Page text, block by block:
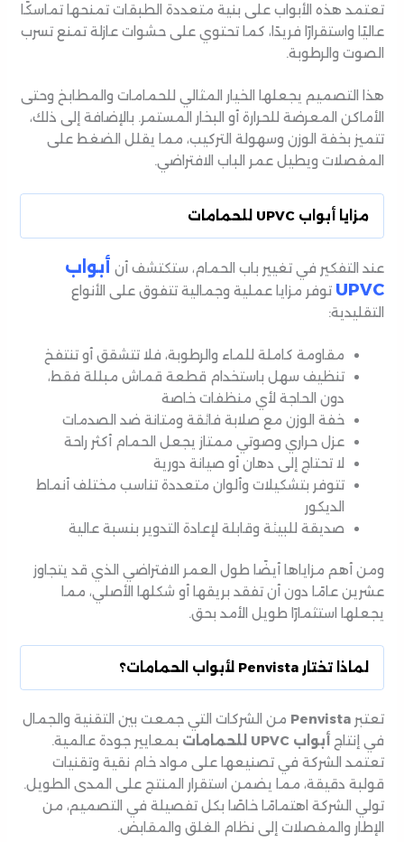
تعتمد هذه الأبواب على بنية متعددة الطبقات تمنحها تماسكًا
عاليًا واستقرارًا فريدًا، كما تحتوي على حشوات عازلة تمنع تسرب
الصوت والرطوبة.
هذا التصميم يجعلها الخيار المثالي للحمامات والمطابخ وحتى
الأماكن المعرضة للحرارة أو البخار المستمر. بالإضافة إلى ذلك،
تتميز بخفة الوزن وسهولة التركيب، مما يقلل الضغط على
المفصلات ويطيل عمر الباب الافتراضي.
مزايا أبواب UPVC للحمامات
عند التفكير في تغيير باب الحمام، ستكتشف أن أبواب
UPVC توفر مزايا عملية وجمالية تتفوق على الأنواع
التقليدية:
مقاومة كاملة للماء والرطوبة، فلا تتشقق أو تنتفخ
تنظيف سهل باستخدام قطعة قماش مبللة فقط،
دون الحاجة لأي منظفات خاصة
خفة الوزن مع صلابة فائقة ومتانة ضد الصدمات
عزل حراري وصوتي ممتاز يجعل الحمام أكثر راحة
لا تحتاج إلى دهان أو صيانة دورية
تتوفر بتشكيلات وألوان متعددة تناسب مختلف أنماط
الديكور
صديقة للبيئة وقابلة لإعادة التدوير بنسبة عالية
ومن أهم مزاياها أيضًا طول العمر الافتراضي الذي قد يتجاوز
عشرين عامًا دون أن تفقد بريقها أو شكلها الأصلي، مما
يجعلها استثمارًا طويل الأمد بحق.
لماذا تختار Penvista لأبواب الحمامات؟
تعتبرPenvista من الشركات التي جمعت بين التقنية والجمال
في إنتاج أبواب UPVC للحمامات
بمعايير جودة عالمية.
تعتمد الشركة في تصنيعها على مواد خام نقية وتقنيات
قولبة دقيقة، مما يضمن استقرار المنتج على المدى الطويل.
تولي الشركة اهتمامًا خاصًا بكل تفصيلة في التصميم، من
الإطار والمفصلات إلى نظام الغلق والمقابض.